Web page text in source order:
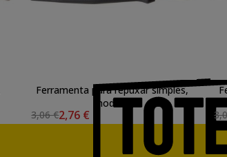
Ferramenta para repuxar simples,
mod. 01
3,06 €2,76 €